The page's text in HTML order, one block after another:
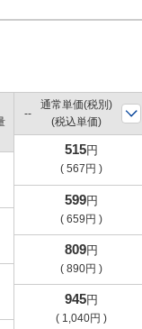
通常単価(税別)
(税込単価)
515円
( 567 円 )
599円
( 659 円 )
809円
( 890円 )
945円
( 1,040円 )